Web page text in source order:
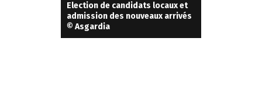
Election de candidats locaux et
admission des nouveaux arrivés
© Asgardia